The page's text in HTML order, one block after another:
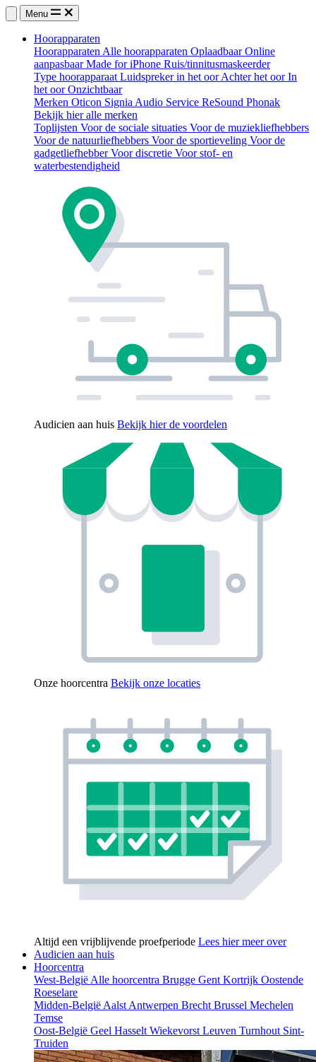
Menu
Hoorapparaten
Hoorapparaten Alle hoorapparaten OplaadbaarOnline
aanpasbaarMade for iPhone Ruis/tinnitusmaskeerder
Type hoorapparaat Luidspreker in het oorAchter het oorIn
het oorOnzichtbaar
Merken Oticon Signia Audio Service ReSound Phonak
Bekijk hier alle merken
Toplijsten Voor de sociale situaties Voor de muziekliefhebbers
Voor de natuurliefhebbers Voor de sportieveling Voor de
gadgetliefhebberVoor discretie Voor stof- en
waterbestendigheid
Audicien aan huis Bekijk hier de voordelen
Onze hoorcentra Bekijk onze locaties
Altijd een vrijblijvende proefperiode Lees hier meer over
Audicien aan huis
Hoorcentra
West-België Alle hoorcentra Brugge Gent Kortrijk Oostende
Roeselare
Midden-België Aalst Antwerpen Brecht Brussel Mechelen
Temse
Oost-België Geel Hasselt Wiekevorst Leuven Turnhout Sint-
Truiden